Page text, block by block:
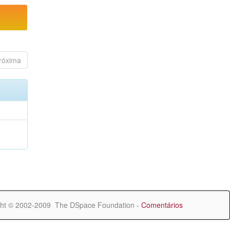
© 2002-2009 The DSpace Foundation - Comentários